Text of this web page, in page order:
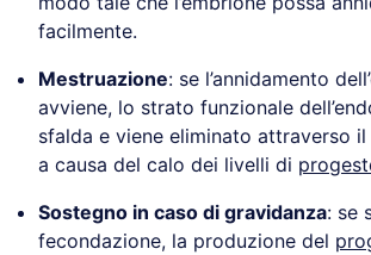
facilmente.
Mestruazione: se l’annidamento
avviene, lo strato funzionale
sfalda e viene eliminato attraverso
a causa del calo dei livelli di
Sostegno in caso di gravidanza: se
fecondazione, la produzione del